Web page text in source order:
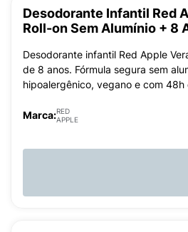
Desodorante Infantil Red
Roll-on Sem Alumínio + 8
Desodorante infantil Red Apple
de 8 anos. Fórmula segura sem
hipoalergênico, vegano e com
Marca:RED
APPLE